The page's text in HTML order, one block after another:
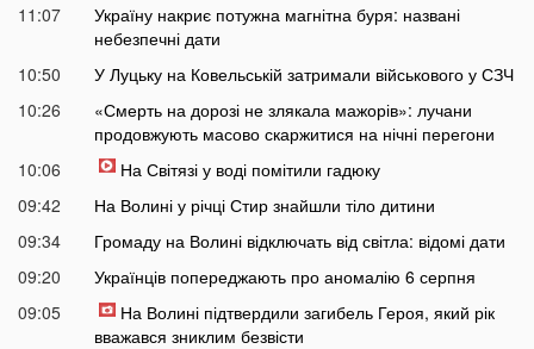
11:07
Україну накриє потужна магнітна буря: названі
небезпечні дати
10:50
У Луцьку на Ковельській затримали військового у СЗЧ
10:26
«Смерть на дорозі не злякала мажорів»: лучани
продовжують масово скаржитися на нічні перегони
10:06
На Світязі у воді помітили гадюку
09:42
На Волині у річці Стир знайшли тіло дитини
09:34
Громаду на Волині відключать від світла: відомі дати
09:20
Українців попереджають про аномалію 6 серпня
09:05
На Волині підтвердили загибель Героя, який рік
вважався зниклим безвісти